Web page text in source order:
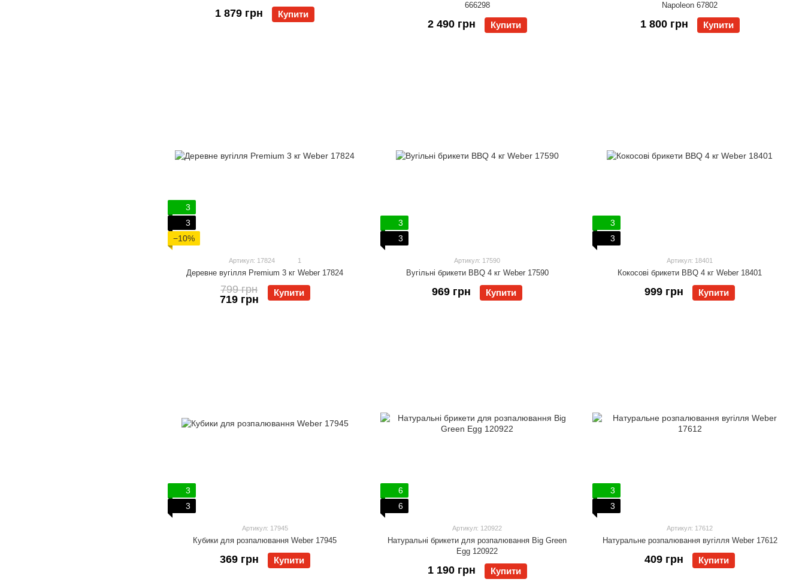
1 879 грн Купити
666298
2 490 грн Купити
Napoleon 67802
1 800 грн Купити
3
3
−10%
Артикул: 17824 1
Деревне вугілля Premium 3 кг Weber 17824
799 грн
719 грн
Купити
3
3
Артикул: 17590
Вугільні брикети BBQ 4 кг Weber 17590
969 грн Купити
3
3
Артикул: 18401
Кокосові брикети BBQ 4 кг Weber 18401
999 грн Купити
3
3
Артикул: 17945
Кубики для розпалювання Weber 17945
369 грн Купити
6
6
Артикул: 120922
Натуральні брикети для розпалювання Big Green
Egg 120922
1 190 грн Купити
3
3
Артикул: 17612
Натуральне розпалювання вугілля Weber 17612
409 грн Купити